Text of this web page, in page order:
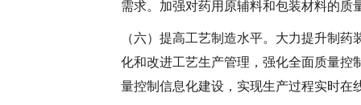
需求。加强对药用原辅料和包装材料的
（六）提高工艺制造水平。 大力提升制药
化和改进工艺生产管理，强化全面质量控
量控制信息化建设，实现生产过程实时在